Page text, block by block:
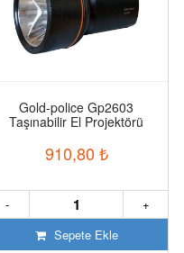
Gold-police Gp2603
Taşınabilir El Projektörü
910,80 ₺
+
-
Sepete Ekle